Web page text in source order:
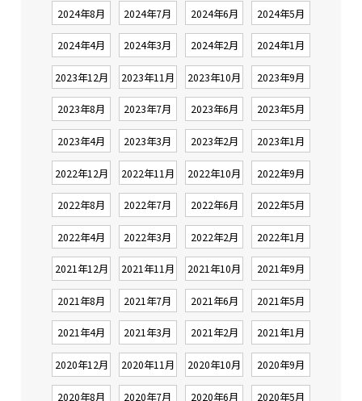
2024年8月 2024年7月 2024年6月 2024年5月
2024年4月 2024年3月 2024年2月 2024年1月
2023年12月 2023年11月 2023年10月 2023年9月
2023年8月 2023年7月 2023年6月 2023年5月
2023年4月 2023年3月 2023年2月 2023年1月
2022年12月 2022年11月 2022年10月 2022年9月
2022年8月 2022年7月 2022年6月 2022年5月
2022年4月 2022年3月 2022年2月 2022年1月
2021年12月 2021年11月 2021年10月 2021年9月
2021年8月 2021年7月 2021年6月 2021年5月
2021年4月 2021年3月 2021年2月 2021年1月
2020年12月 2020年11月 2020年10月 2020年9月
2020年8月 2020年7月 2020年6月 2020年5月